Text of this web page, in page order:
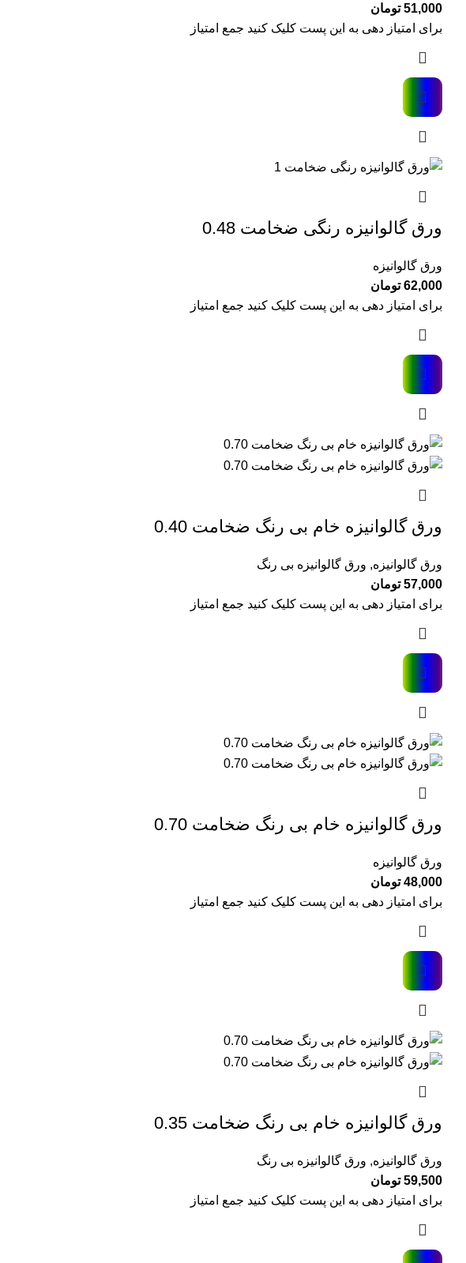
51,000 تومان
برای امتیاز دهی به این پست کلیک کنید جمع امتیاز
ورق گالوانیزه رنگی ضخامت 0.48
ورق گالوانیزه
62,000 تومان
برای امتیاز دهی به این پست کلیک کنید جمع امتیاز
ورق گالوانیزه خام بی رنگ ضخامت 0.40
ورق گالوانیزه, ورق گالوانیزه بی رنگ
57,000 تومان
برای امتیاز دهی به این پست کلیک کنید جمع امتیاز
ورق گالوانیزه خام بی رنگ ضخامت 0.70
ورق گالوانیزه
48,000 تومان
برای امتیاز دهی به این پست کلیک کنید جمع امتیاز
ورق گالوانیزه خام بی رنگ ضخامت 0.35
ورق گالوانیزه, ورق گالوانیزه بی رنگ
59,500 تومان
برای امتیاز دهی به این پست کلیک کنید جمع امتیاز